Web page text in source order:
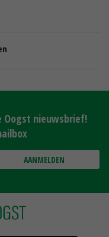
Oogst nieuwsbrief!
AANMELDEN